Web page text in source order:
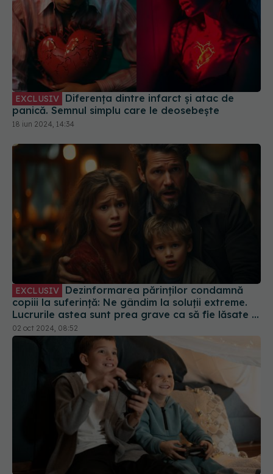
EXCLUSIV
panică. Semnul simplu care le deosebește
18 iun 2024, 14:34
EXCLUSIV
Dezinformarea părinților condamnă
copiii la suferință: Ne gândim la soluții extreme.
Lucrurile astea sunt prea grave ca să fie lăsate la
decizia unor părinți care trăiesc într-o lume
paralelă
02 oct 2024, 08:52
Jocurile video înainte de 6 ani duc la probleme
de sănătate la maturitate. Ce au descoperit